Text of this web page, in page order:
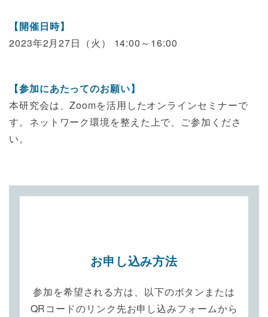
【開催日時】
2023年2月27日（火） 14:00～16:00
【参加にあたってのお願い】
本研究会は、Zoomを活用したオンラインセミナーで
す。ネットワーク環境を整えた上で、ご参加くださ
い。
お申し込み方法
参加を希望される方は、以下のボタンまたは
QRコードのリンク先お申し込みフォームから